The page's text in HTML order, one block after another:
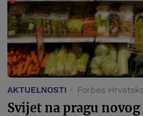
AKTUELNOSTI Forbes
Svijet na pragu